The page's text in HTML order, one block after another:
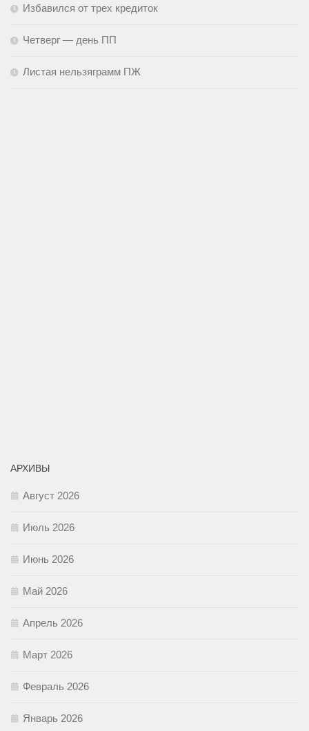
Избавился от трех кредиток
Четверг — день ПП
Листая нельзяграмм ПЖ
АРХИВЫ
Август 2026
Июль 2026
Июнь 2026
Май 2026
Апрель 2026
Март 2026
Февраль 2026
Январь 2026